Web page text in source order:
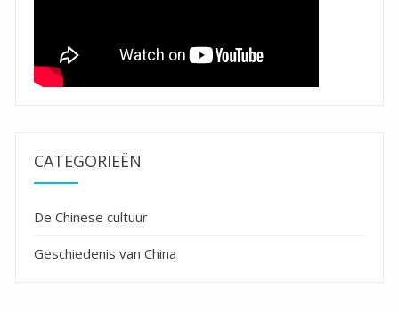
CATEGORIEËN
De Chinese cultuur
Geschiedenis van China